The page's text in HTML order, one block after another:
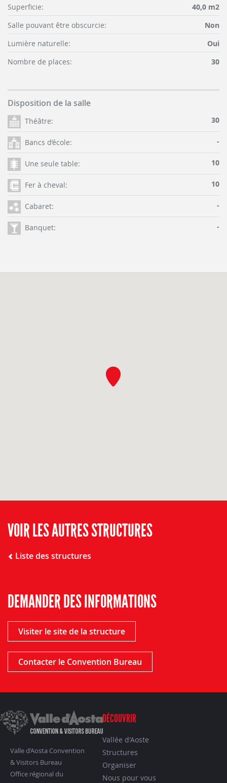
Superficie:
40,0 m2
Salle pouvant être obscurcie:
Non
Lumière naturelle:
Oui
Nombre de places:
30
Disposition de la salle
Théâtre: 30
Bancs d’école: -
Une seule table: 10
Fer à cheval: 10
Cabaret: -
Banquet: -
VOIR LES AUTRES STRUCTURES
Liste des structures
DEMANDER DES INFORMATIONS
Visiter le site de la structure
Contacter le Convention Bureau
Valle d’Aosta Convention
& Visitors Bureau
Office régional du
DÉCOUVRIR
Vallée d'Aoste
Structures
Organiser
Nous pour vous